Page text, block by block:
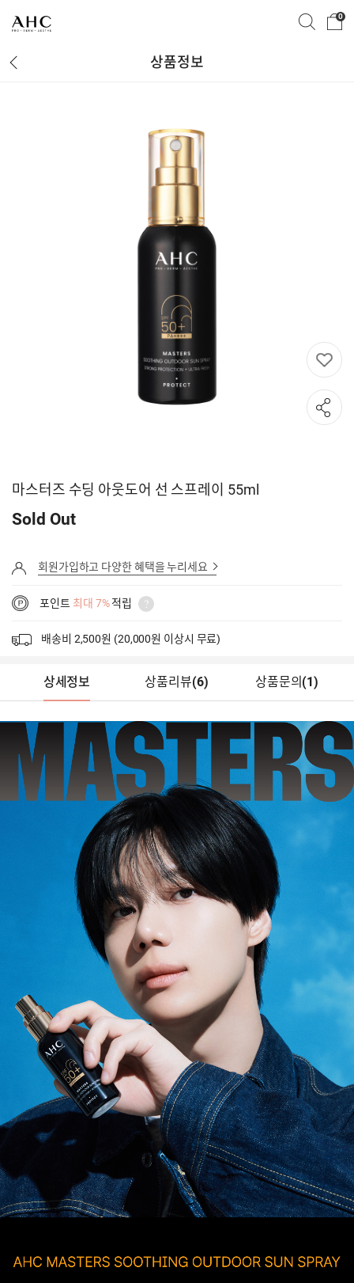
0
상품정보
마스터즈 수딩 아웃도어 선 스프레이 55ml
Sold Out
회원가입하고 다양한 혜택을 누리세요
포인트 최대 7%적립
배송비 2,500원 (20,000원 이상시 무료)
상세정보 상품리뷰(6) 상품문의 (1)